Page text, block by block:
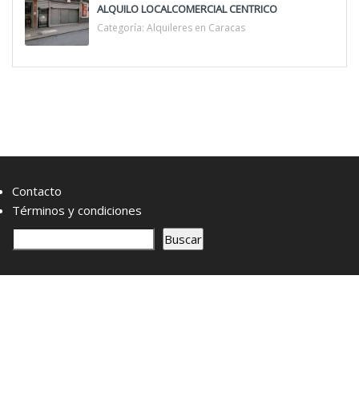
ALQUILO LOCALCOMERCIAL CENTRICO
Categoría: Alquileres en Caracas
Contacto
Términos y condiciones
u
s
Buscar